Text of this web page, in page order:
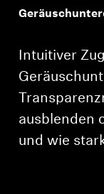
Intuitiver
ausblenden
und wie